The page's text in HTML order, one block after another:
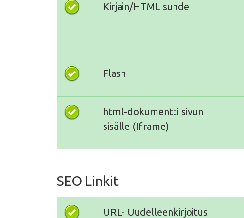
Kirjain/HTML suhde
Flash
html-dokumentti sivun
sisälle (Iframe)
SEO Linkit
URL- Uudelleenkirjoitus